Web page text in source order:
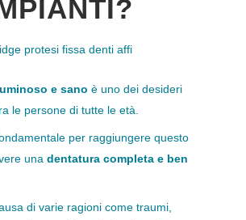
e sano è uno dei desideri
le persone di tutte le età.
per raggiungere questo
una dentatura completa e ben
di varie ragioni come traumi,